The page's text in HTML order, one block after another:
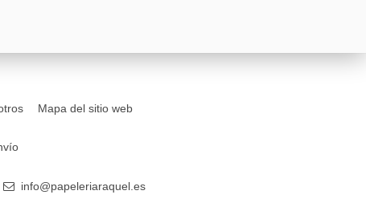
Mapa del sitio web
info@papeleriaraquel.es